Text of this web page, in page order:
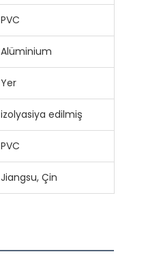
PVC
Alüminium
Yer
izolyasiya edilmiş
PVC
Jiangsu, Çin